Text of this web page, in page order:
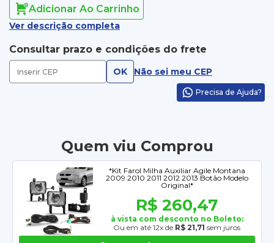
Adicionar Ao Carrinho
Ver descrição completa
Consultar prazo e condições do frete
OK Não sei meu CEP
Precisa de Ajuda?
Quem viu Comprou
*Kit Farol Milha Auxiliar Agile Montana
2009 2010 2011 2012 2013 Botão Modelo
Original*
R$ 260,47
à vista com desconto no Boleto:
Ou em até 12x de R$ 21,71 sem juros